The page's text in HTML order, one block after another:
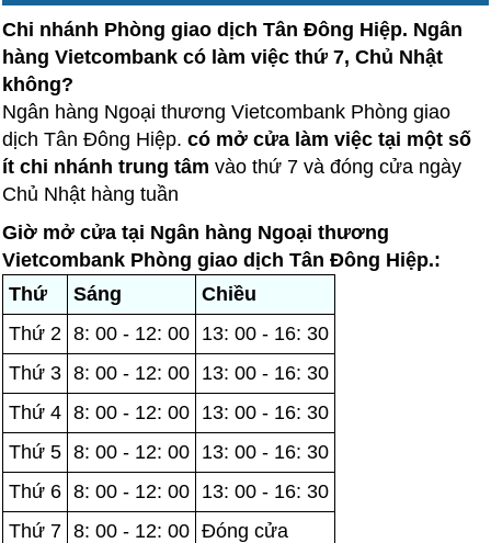
Chi nhánh Phòng giao dịch Tân Đông Hiệp. Ngân
hàng Vietcombank có làm việc thứ 7, Chủ Nhật
không?
Ngân hàng Ngoại thương Vietcombank Phòng giao
dịch Tân Đông Hiệp.có mở cửa làm việc tại một số
ít chi nhánh trung tâm vào thứ 7 và đóng cửa ngày
Chủ Nhật hàng tuần
Giờ mở cửa tại Ngân hàng Ngoại thương
Vietcombank Phòng giao dịch Tân Đông Hiệp.:
Thứ
Sáng
Chiều
Thứ 2 8: 00 - 12: 00 13: 00 - 16: 30
Thứ 3 8: 00 - 12: 00 13: 00 - 16: 30
Thứ 4 8: 00 - 12: 00 13: 00 - 16: 30
Thứ 5 8: 00 - 12: 00 13: 00 - 16: 30
Thứ 6 8: 00 - 12: 00 13: 00 - 16: 30
Thứ 7 8: 00 - 12: 00 Đóng cửa